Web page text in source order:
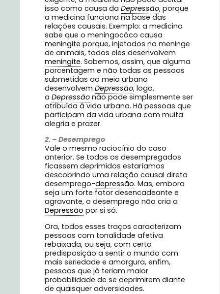
isso como causa da Depressão, porque
a medicina funciona na base das
relações causais. Exemplo: a medicina
sabe que o meningocóco causa
meningite porque, injetados na meninge
de animais, todos eles desenvolvem
meningite. Sabemos, assim, que alguma
porcentagem e não todas as pessoas
submetidas ao meio urbano
desenvolvem Depressão, logo,
a Depressão não pode simplesmente ser
atribuída á vida urbana. Há pessoas que
participam da vida urbana com muita
alegria e prazer.
2. – Desemprego
Vale o mesmo raciocínio do caso
anterior. Se todos os desempregados
ficassem deprimidos estaríamos
descobrindo uma relação causal direta
desemprego-depressão. Mas, embora
seja um forte fator desencadeante e
agravante, o desemprego não cria a
Depressão por si só.
Ora, todos esses traços caracterizam
pessoas com tonalidade afetiva
rebaixada, ou seja, com certa
predisposição a sentir o mundo com
mais seriedade e amargura, enfim,
pessoas que já teriam maior
probabilidade de se deprimirem diante
de quaisquer adversidades.